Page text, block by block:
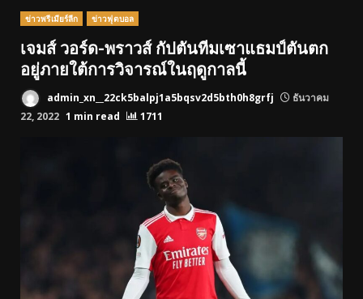
ข่าวพรีเมียร์ลีก ข่าวฟุตบอล
เจมส์ วอร์ด-พราวส์ กัปตันทีมเซาแธมป์ตันตก
อยู่ภายใต้การวิจารณ์ในฤดูกาลนี้
admin_xn__22ck5balpj1a5bqsv2d5bth0h8grfj
ธันวาคม
22, 2022 1 min read 1711